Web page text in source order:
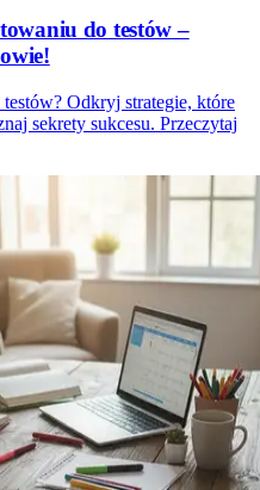
do testów –
Odkryj strategie, które
sekrety sukcesu. Przeczytaj